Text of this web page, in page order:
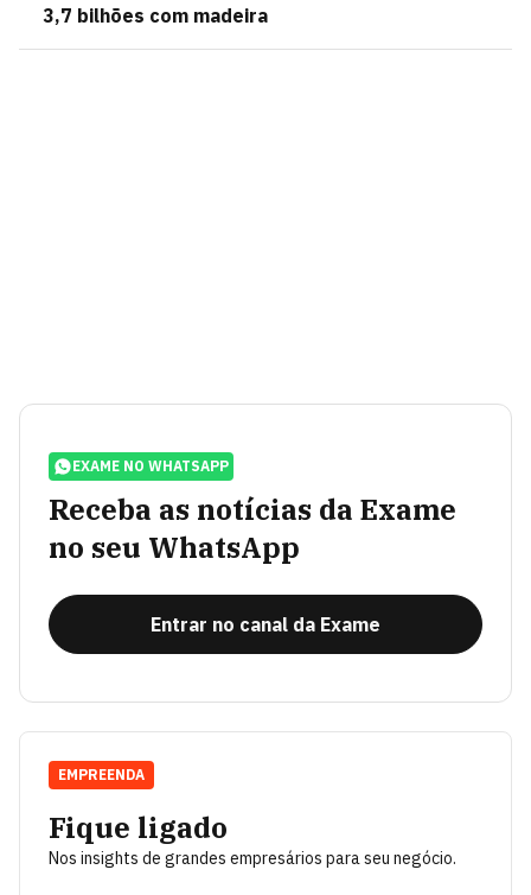
3,7 bilhões com madeira
EXAME NO WHATSAPP
Receba as notícias da Exame
no seu WhatsApp
Entrar no canal da Exame
Fique ligado
Nos insights de grandes empresários para seu negócio.
EMPREENDA